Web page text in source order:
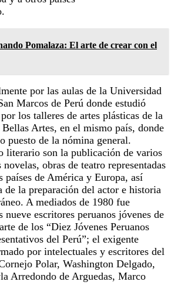
Pomalaza: El arte de crear con el
por las aulas de la Universidad
Marcos de Perú donde estudió
los talleres de artes plásticas de la
Artes, en el mismo país, donde
puesto de la nómina general.
literario son la publicación de varios
obras de teatro representadas
países de América y Europa, así
de la preparación del actor e historia
A mediados de 1980 fue
escritores peruanos jóvenes de
de los “Diez Jóvenes Peruanos
del Perú”; el exigente
por intelectuales y escritores del
Polar, Washington Delgado,
Arredondo de Arguedas, Marco